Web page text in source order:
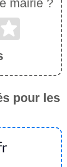
mairie ?
pour les